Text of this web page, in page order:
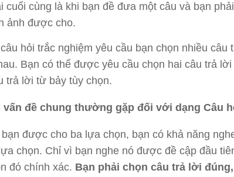
cuối cùng là khi bạn đề đưa một câu và bạn
ảnh được cho.
hỏi trắc nghiệm yêu cầu bạn chọn nhiều câu
Bạn có thể được yêu cầu chọn hai câu trả
trả lời từ bảy tùy chọn.
vấn đề chung thường gặp đối với dạng Câu
bạn được cho ba lựa chọn, bạn có khả năng
chọn. Chỉ vì bạn nghe nó được đề cập đầu
đó chính xác. Bạn phải chọn câu trả lời